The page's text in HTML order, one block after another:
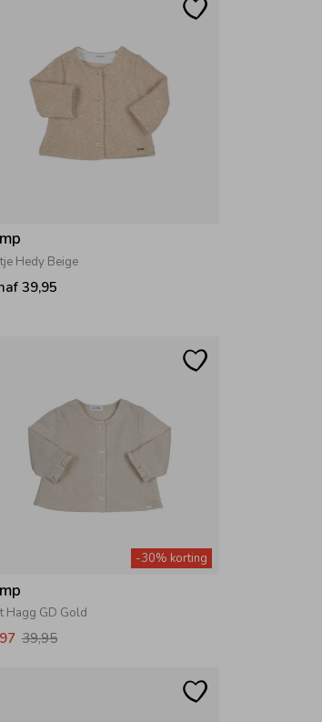
Hedy Beige
39,95
-30% korting
Hagg GD Gold
39,95